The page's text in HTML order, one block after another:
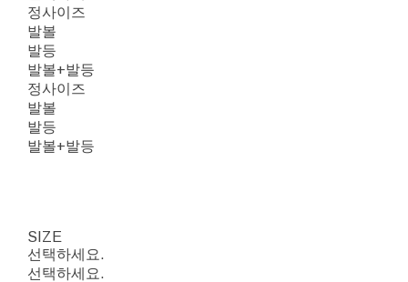
정사이즈
발볼
발등
발볼+발등
정사이즈
발볼
발등
발볼+발등
SIZE
선택하세요.
선택하세요.